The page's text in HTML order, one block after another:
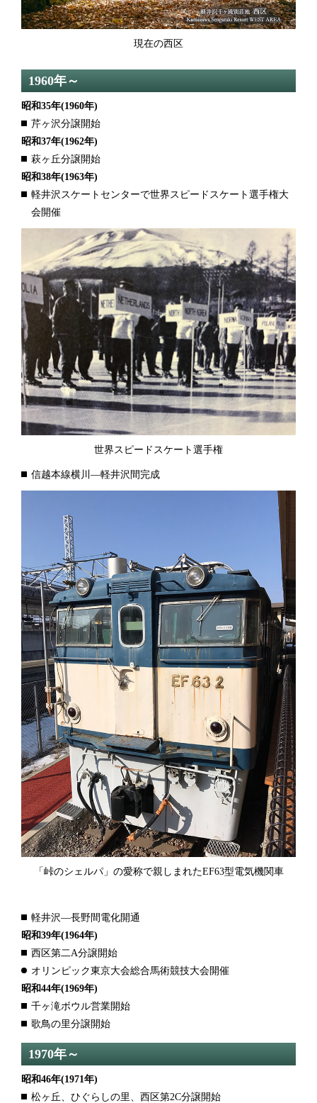
現在の西区
1960年～
昭和35年(1960年)
芹ヶ沢分譲開始
昭和37年(1962年)
萩ヶ丘分譲開始
昭和38年(1963年)
軽井沢スケートセンターで世界スピードスケート選手権大
会開催
世界スピードスケート選手権
信越本線横川―軽井沢間完成
「峠のシェルパ」の愛称で親しまれたEF63型電気機関車
軽井沢―長野間電化開通
昭和39年(1964年)
西区第二A分譲開始
オリンピック東京大会総合馬術競技大会開催
昭和44年(1969年)
千ヶ滝ボウル営業開始
歌鳥の里分譲開始
1970年～
昭和46年(1971年)
松ヶ丘、ひぐらしの里、西区第2C分譲開始